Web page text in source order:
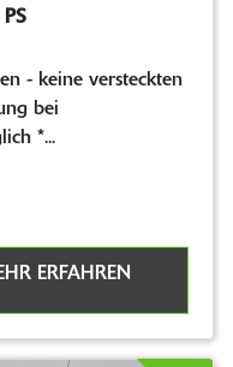
- keine versteckten
bei
*...
ERFAHREN